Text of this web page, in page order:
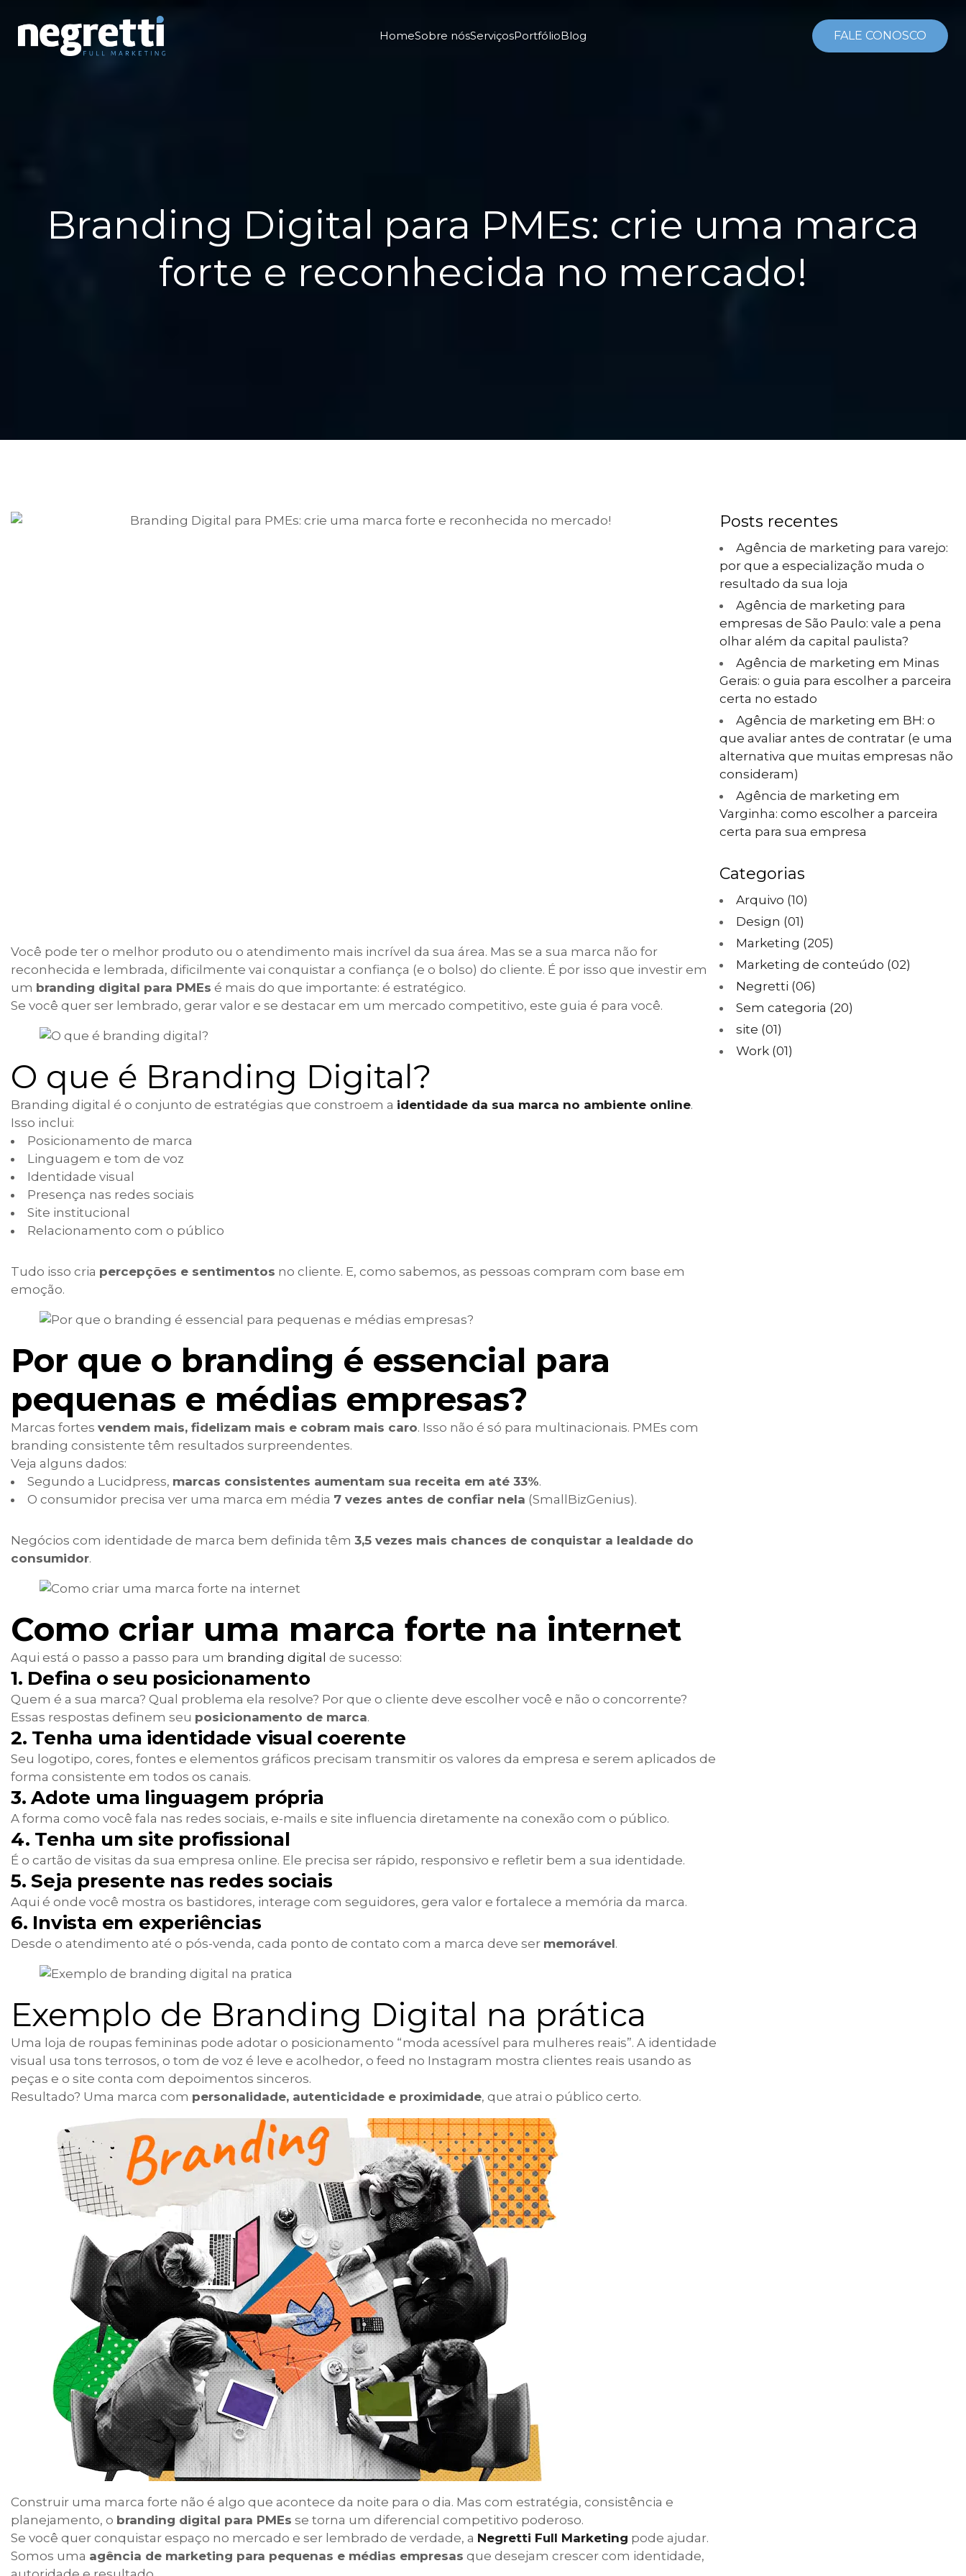
HomeSobre nósServiçosPortfólioBlog FALE CONOSCO
Branding Digital para PMEs: crie uma marca
forte e reconhecida no mercado!
Você pode ter o melhor produto ou o atendimento mais incrível da sua área. Mas se a sua marca não for
reconhecida e lembrada, dificilmente vai conquistar a confiança (e o bolso) do cliente. É por isso que investir em
um branding digital para PMEs é mais do que importante: é estratégico.
Se você quer ser lembrado, gerar valor e se destacar em um mercado competitivo, este guia é para você.
O que é Branding Digital?
Branding digital é o conjunto de estratégias que constroem a identidade da sua marca no ambiente online.
Isso inclui:
Posicionamento de marca
Linguagem e tom de voz
Identidade visual
Presença nas redes sociais
Site institucional
Relacionamento com o público
Tudo isso cria percepções e sentimentos no cliente. E, como sabemos, as pessoas compram com base em
emoção.
Por que o branding é essencial para
pequenas e médias empresas?
Marcas fortes vendem mais, fidelizam mais e cobram mais caro. Isso não é só para multinacionais. PMEs com
branding consistente têm resultados surpreendentes.
Veja alguns dados:
Segundo a Lucidpress, marcas consistentes aumentam sua receita em até 33%.
O consumidor precisa ver uma marca em média 7 vezes antes de confiar nela (SmallBizGenius).
Negócios com identidade de marca bem definida têm 3,5 vezes mais chances de conquistar a lealdade do
consumidor.
Como criar uma marca forte na internet
Aqui está o passo a passo para um branding digital de sucesso:
1. Defina o seu posicionamento
Quem é a sua marca? Qual problema ela resolve? Por que o cliente deve escolher você e não o concorrente?
Essas respostas definem seu posicionamento de marca.
2. Tenha uma identidade visual coerente
Seu logotipo, cores, fontes e elementos gráficos precisam transmitir os valores da empresa e serem aplicados de
forma consistente em todos os canais.
3. Adote uma linguagem própria
A forma como você fala nas redes sociais, e-mails e site influencia diretamente na conexão com o público.
4. Tenha um site profissional
É o cartão de visitas da sua empresa online. Ele precisa ser rápido, responsivo e refletir bem a sua identidade.
5. Seja presente nas redes sociais
Aqui é onde você mostra os bastidores, interage com seguidores, gera valor e fortalece a memória da marca.
6. Invista em experiências
Desde o atendimento até o pós-venda, cada ponto de contato com a marca deve ser memorável.
Exemplo de Branding Digital na prática
Uma loja de roupas femininas pode adotar o posicionamento “moda acessível para mulheres reais”. A identidade
visual usa tons terrosos, o tom de voz é leve e acolhedor, o feed no Instagram mostra clientes reais usando as
peças e o site conta com depoimentos sinceros.
Resultado? Uma marca com personalidade, autenticidade e proximidade, que atrai o público certo.
Construir uma marca forte não é algo que acontece da noite para o dia. Mas com estratégia, consistência e
planejamento, o branding digital para PMEs se torna um diferencial competitivo poderoso.
Se você quer conquistar espaço no mercado e ser lembrado de verdade, a Negretti Full Marketing pode ajudar.
Somos uma agência de marketing para pequenas e médias empresas que desejam crescer com identidade,
Posts recentes
Agência de marketing para varejo:
por que a especialização muda o
resultado da sua loja
Agência de marketing para
empresas de São Paulo: vale a pena
olhar além da capital paulista?
Agência de marketing em Minas
Gerais: o guia para escolher a parceira
certa no estado
Agência de marketing em BH: o
que avaliar antes de contratar (e uma
alternativa que muitas empresas não
consideram)
Agência de marketing em
Varginha: como escolher a parceira
certa para sua empresa
Categorias
Arquivo (10)
Design (01)
Marketing (205)
Marketing de conteúdo (02)
Negretti (06)
Sem categoria (20)
site (01)
Work (01)